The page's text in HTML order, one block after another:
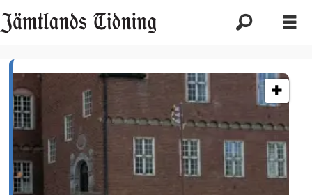
Etikett:
arbetsförhållanden